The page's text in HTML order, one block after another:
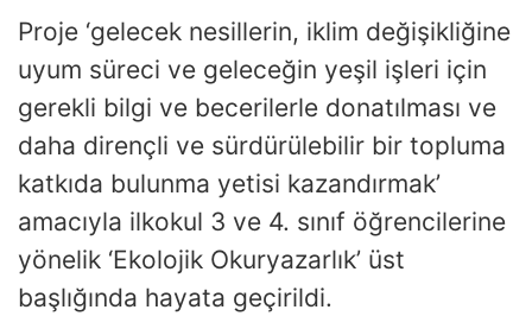
Proje ‘gelecek nesillerin, iklim değişikliğine
uyum süreci ve geleceğin yeşil işleri için
gerekli bilgi ve becerilerle donatılması ve
daha dirençli ve sürdürülebilir bir topluma
katkıda bulunma yetisi kazandırmak’
amacıyla ilkokul 3 ve 4. sınıf öğrencilerine
yönelik ‘Ekolojik Okuryazarlık’ üst
başlığında hayata geçirildi.